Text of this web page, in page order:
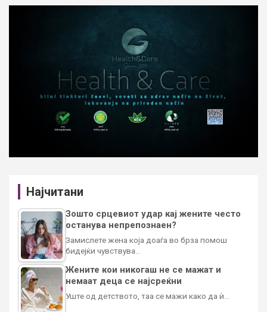
Најчитани
Зошто срцевиот удар кај жените често
останува непрепознаен?
Замислете жена која доаѓа во брза помош
бидејќи чувствува…
Жените кои никогаш не се мажат и
немаат деца се најсреќни
Уште од детството, таа се мажи како да ѝ…